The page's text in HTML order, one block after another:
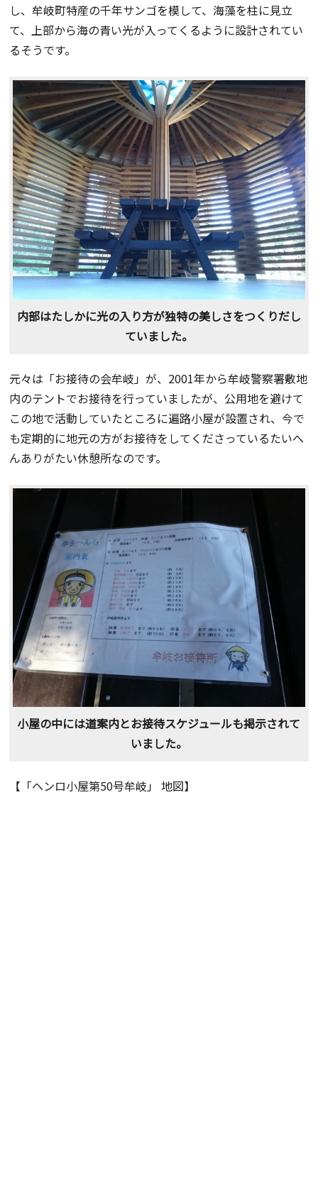
し、牟岐町特産の千年サンゴを模して、海藻を柱に見立
て、上部から海の青い光が入ってくるように設計されてい
るそうです。
内部はたしかに光の入り方が独特の美しさをつくりだし
ていました。
元々は「お接待の会牟岐」が、2001年から牟岐警察署敷地
内のテントでお接待を行っていましたが、公用地を避けて
この地で活動していたところに遍路小屋が設置され、今で
も定期的に地元の方がお接待をしてくださっているたいへ
んありがたい休憩所なのです。
小屋の中には道案内とお接待スケジュールも掲示されて
いました。
【「ヘンロ小屋第50号牟岐」 地図】